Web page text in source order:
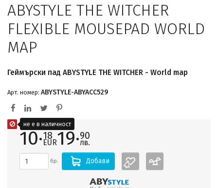
ABYSTYLE THE WITCHER
FLEXIBLE MOUSEPAD WORLD
MAP
Геймърски пад ABYSTYLE THE WITCHER - World map
Арт. номер: ABYSTYLE-ABYACC529
10·18
EUR19·90
лв.
бр. Добави
не е в наличност